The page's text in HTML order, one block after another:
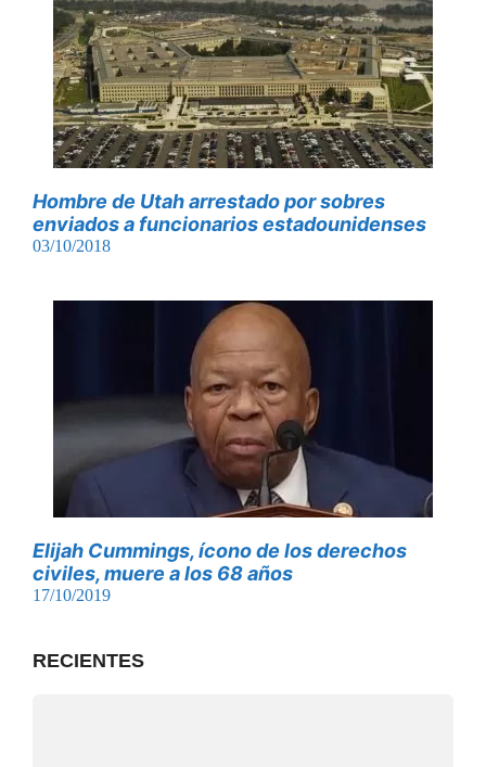
Hombre de Utah arrestado por sobres
enviados a funcionarios estadounidenses
03/10/2018
Elijah Cummings, ícono de los derechos
civiles, muere a los 68 años
17/10/2019
RECIENTES